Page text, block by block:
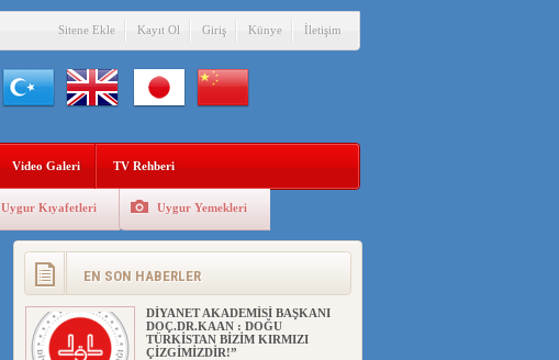
Sitene Ekle Kayıt Ol Giriş Künye İletişim
Video Galeri TV Rehberi
Uygur Kıyafetleri Uygur Yemekleri
EN SON HABERLER
DİYANET AKADEMİSİ BAŞKANI
DOÇ.DR.KAAN : DOĞU
TÜRKİSTAN BİZİM KIRMIZI
ÇİZGİMİZDİR!”